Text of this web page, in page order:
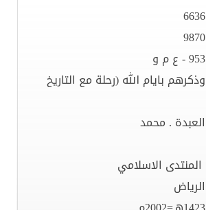
6636
9870
953 - ع م و
وذكرهم بايام الله (رحلة مع التاريخ
العبدة . محمد
المنتدى الاسلامي
الرياض